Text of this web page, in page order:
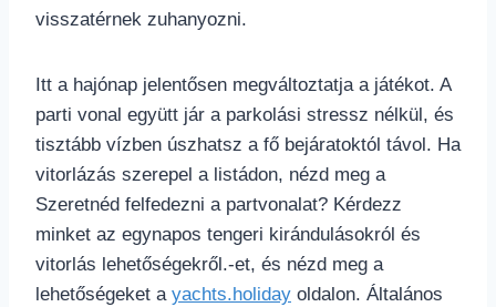
visszatérnek zuhanyozni.
Itt a hajónap jelentősen megváltoztatja a játékot. A
parti vonal együtt jár a parkolási stressz nélkül, és
tisztább vízben úszhatsz a fő bejáratoktól távol. Ha
vitorlázás szerepel a listádon, nézd meg a
Szeretnéd felfedezni a partvonalat? Kérdezz
minket az egynapos tengeri kirándulásokról és
vitorlás lehetőségekről.-et, és nézd meg a
lehetőségeket a yachts.holiday oldalon. Általános